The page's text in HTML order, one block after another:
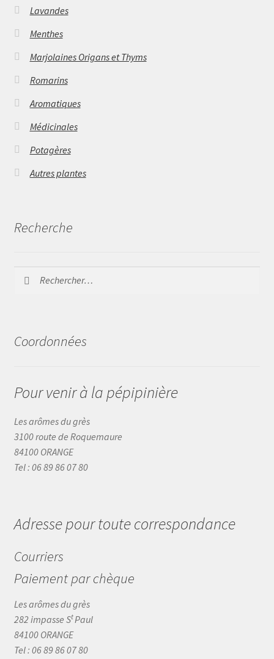
Lavandes
Menthes
Marjolaines Origans et Thyms
Romarins
Aromatiques
Médicinales
Potagères
Autres plantes
Recherche
Coordonnées
Pour venir à la pépipinière
Les arômes du grès
3100 route de Roquemaure
84100 ORANGE
Tel : 06 89 86 07 80
Adresse pour toute correspondance
Courriers
Paiement par chèque
Les arômes du grès
282 impasse St Paul
84100 ORANGE
Tel : 06 89 86 07 80